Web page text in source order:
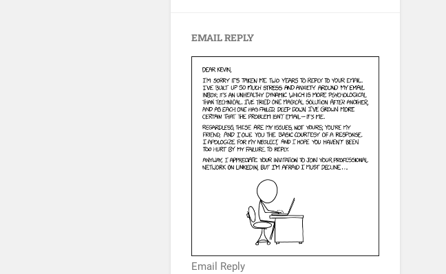
EMAIL REPLY
Email Reply